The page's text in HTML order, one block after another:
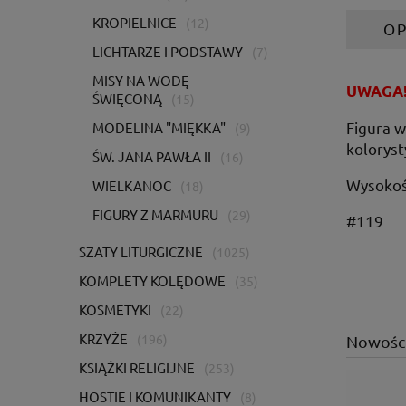
KROPIELNICE (12)
LICHTARZE I PODSTAWY (7)
MISY NA WODĘ
ŚWIĘCONĄ
(15)
MODELINA "MIĘKKA" (9)
ŚW. JANA PAWŁA II (16)
WIELKANOC (18)
FIGURY Z MARMURU (29)
SZATY LITURGICZNE (1025)
KOMPLETY KOLĘDOWE (35)
KOSMETYKI (22)
KRZYŻE (196)
KSIĄŻKI RELIGIJNE (253)
HOSTIE I KOMUNIKANTY (8)
Figura
#119